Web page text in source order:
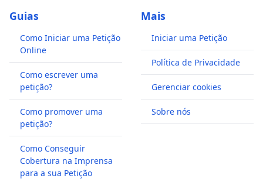
Guias
Como Iniciar uma Petição
Online
Como escrever uma
petição?
Como promover uma
petição?
Como Conseguir
Cobertura na Imprensa
para a sua Petição
Mais
Iniciar uma Petição
Política de Privacidade
Gerenciar cookies
Sobre nós